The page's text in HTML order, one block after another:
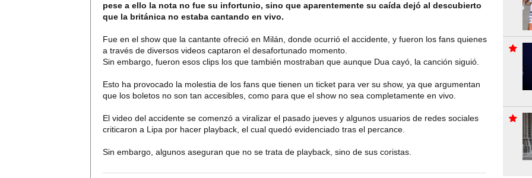
pese a ello la nota no fue su infortunio, sino que aparentemente su caída dejó al descubierto
que la británica no estaba cantando en vivo.
Fue en el show que la cantante ofreció en Milán, donde ocurrió el accidente, y fueron los fans quienes
a través de diversos videos captaron el desafortunado momento.
Sin embargo, fueron esos clips los que también mostraban que aunque Dua cayó, la canción siguió.
Esto ha provocado la molestia de los fans que tienen un ticket para ver su show, ya que argumentan
que los boletos no son tan accesibles, como para que el show no sea completamente en vivo.
El video del accidente se comenzó a viralizar el pasado jueves y algunos usuarios de redes sociales
criticaron a Lipa por hacer playback, el cual quedó evidenciado tras el percance.
Sin embargo, algunos aseguran que no se trata de playback, sino de sus coristas.